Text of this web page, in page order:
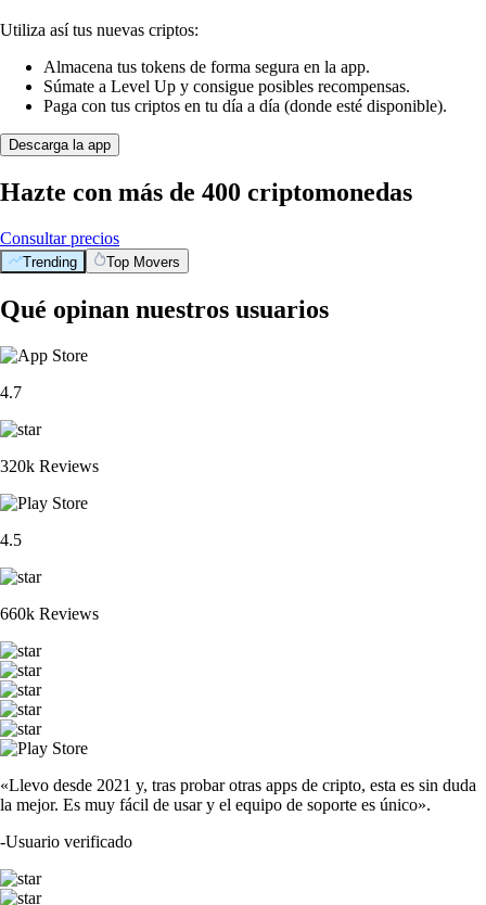
Utiliza así tus nuevas criptos:
Almacena tus tokens de forma segura en la app.
Súmate a Level Up y consigue posibles recompensas.
Paga con tus criptos en tu día a día (donde esté disponible).
Descarga la app
Hazte con más de 400 criptomonedas
Consultar precios
Trending Top Movers
Qué opinan nuestros usuarios
4.7
320k Reviews
4.5
660k Reviews
«Llevo desde 2021 y, tras probar otras apps de cripto, esta es sin duda
la mejor. Es muy fácil de usar y el equipo de soporte es único».
-Usuario verificado